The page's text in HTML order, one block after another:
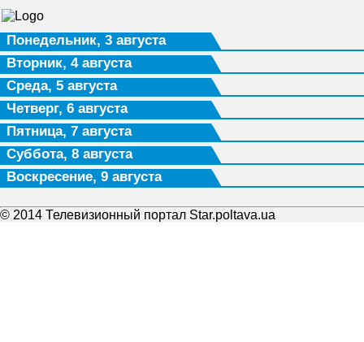
Понедельник, 3 августа
Вторник, 4 августа
Среда, 5 августа
Четверг, 6 августа
Пятница, 7 августа
Суббота, 8 августа
Воскресение, 9 августа
© 2014 Телевизионный портал Star.poltava.ua